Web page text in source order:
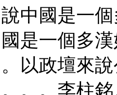
中國是一
是一個多
以政壇來
。。李柱